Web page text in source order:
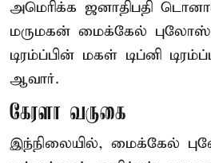
அமெரிக்க ஜனாதிபதி
மருமகன் மைக்கேல்
டிரம்ப்பின் மகள் டிப்னி
ஆவார்.
கேரளா வருகை
இந்நிலையில், மைக்கேல்